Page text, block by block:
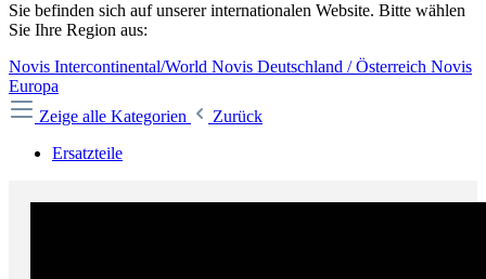
Sie befinden sich auf unserer internationalen Website. Bitte wählen
Sie Ihre Region aus:
Novis Intercontinental/World Novis Deutschland / Österreich Novis
Europa
Zeige alle Kategorien
Zurück
Ersatzteile